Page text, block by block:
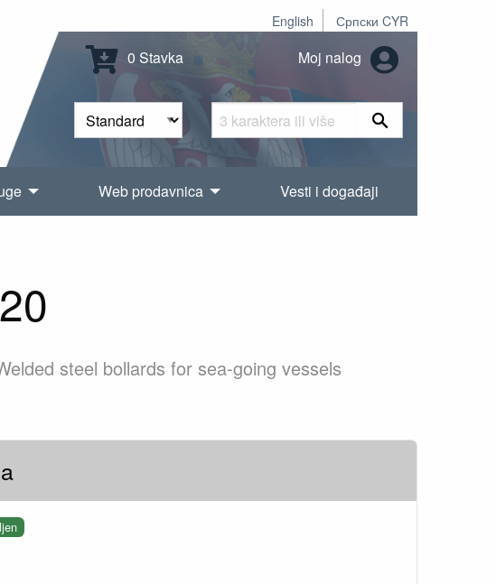
English Српски CYR
0 Stavka Moj nalog
Web prodavnica Vesti i događaji
steel bollards for sea-going vessels